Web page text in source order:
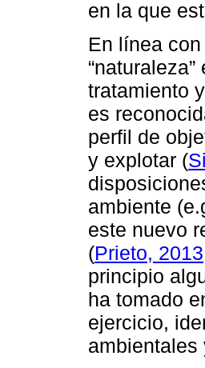
en la que
En línea
tratamiento
es
perfil de
y explotar (
ambiente
este nuevo
(Prieto, 2013
principio
ha tomado
ejercicio,
ambientales